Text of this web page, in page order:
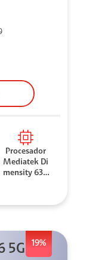
Procesador
Mediatek Di
mensity 630
19%
5G